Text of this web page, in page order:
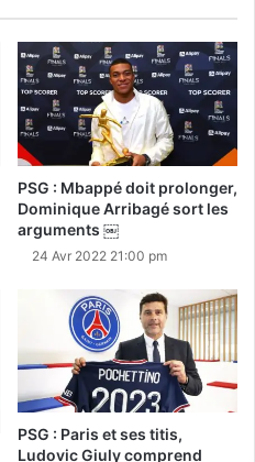
PSG : Mbappé doit prolonger,
Dominique Arribagé sort les
arguments ￼
24 Avr 2022 21:00 pm
PSG : Paris et ses titis,
Ludovic Giuly comprend